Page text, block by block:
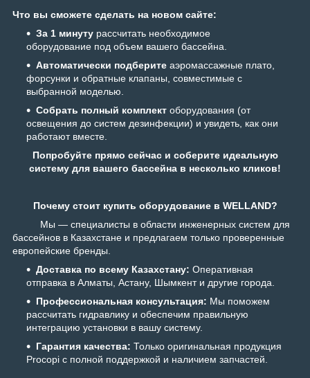
Что вы сможете сделать на новом сайте:
За 1 минуту рассчитать необходимое
оборудование под объем вашего бассейна.
Автоматически подберите аэромассажные плато,
форсунки и обратные клапаны, совместимые с
выбранной моделью.
Собрать полный комплект оборудования (от
освещения до систем дезинфекции) и увидеть, как они
работают вместе.
Попробуйте прямо сейчас и соберите идеальную
систему для вашего бассейна в несколько кликов!
Почему стоит купить оборудование в WELLAND?
Мы — специалисты в области инженерных систем для
бассейнов в Казахстане и предлагаем только проверенные
европейские бренды.
Доставка по всему Казахстану: Оперативная
отправка в Алматы, Астану, Шымкент и другие города.
Профессиональная консультация: Мы поможем
рассчитать гидравлику и обеспечим правильную
интеграцию установки в вашу систему.
Гарантия качества: Только оригинальная продукция
Procopi с полной поддержкой и наличием запчастей.